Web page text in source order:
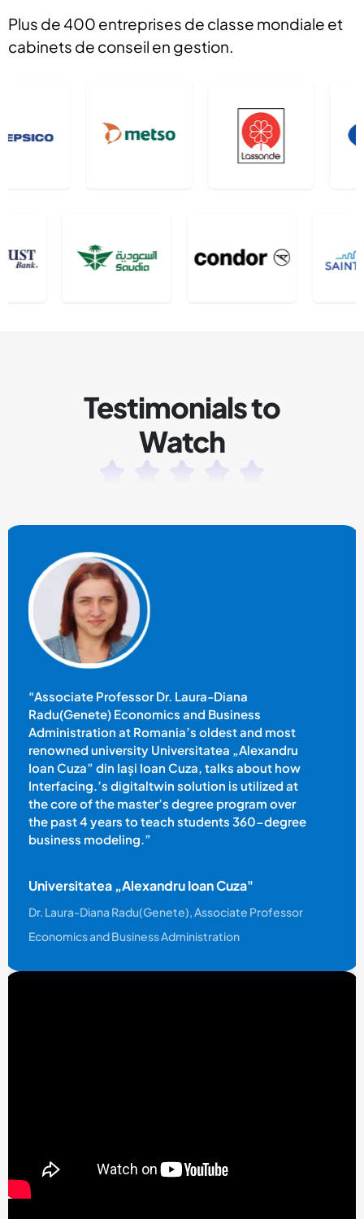
Plus de 400 entreprises de classe mondiale et
cabinets de conseil en gestion.
Testimonials to
Watch
“Associate Professor Dr. Laura-Diana
Radu(Genete) Economics and Business
Administration at Romania’s oldest and most
renowned university Universitatea „Alexandru
Ioan Cuza” din Iași Ioan Cuza, talks about how
Interfacing.’s digitaltwin solution is utilized at
the core of the master’s degree program over
the past 4 years to teach students 360-degree
business modeling.”
Universitatea „Alexandru Ioan Cuza"
Dr. Laura-Diana Radu(Genete), Associate Professor
Economics and Business Administration